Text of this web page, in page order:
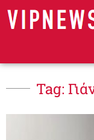
Tag: